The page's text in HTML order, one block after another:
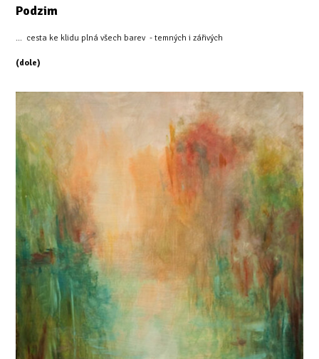
Podzim
... cesta ke klidu plná všech barev - temných i zářivých
(dole)